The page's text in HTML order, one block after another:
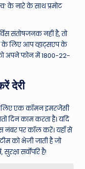
के नारे के साथ प्रमोट
संतोषजनक नहीं है, तो
के लिए आप व्हाट्सएप के
अपने फोन में 1800-22-
देरी
लिए एक कॉमन इमरजेंसी
दिन काम करता है। यदि
नंबर पर कॉल करें। यहाँ से
को भेजी जाती है जो
सर्वोपरि है!